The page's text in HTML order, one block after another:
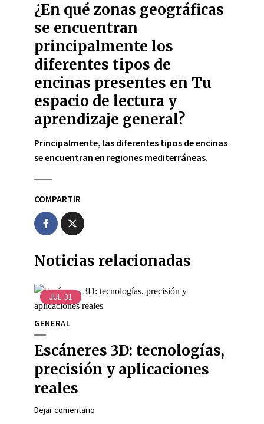
¿En qué zonas geográficas
se encuentran
principalmente los
diferentes tipos de
encinas presentes en Tu
espacio de lectura y
aprendizaje general?
Principalmente, las diferentes tipos de encinas
se encuentran en regiones mediterráneas.
COMPARTIR
Noticias relacionadas
JUL 31
GENERAL
Escáneres 3D: tecnologías,
precisión y aplicaciones
reales
Dejar comentario